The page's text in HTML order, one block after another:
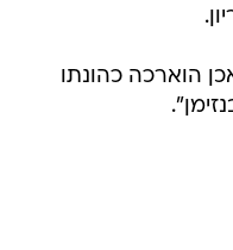
: "אכן הוארכה כהונתו